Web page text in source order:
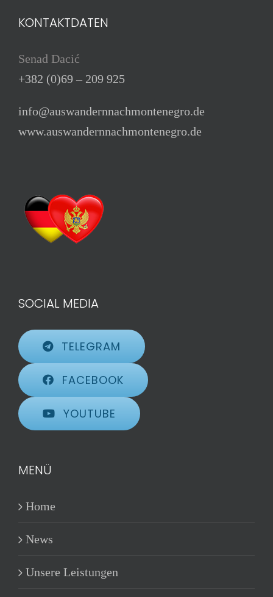
KONTAKTDATEN
Senad Dacić
+382 (0)69 – 209 925
info@auswandernnachmontenegro.de
www.auswandernnachmontenegro.de
SOCIAL MEDIA
TELEGRAM
FACEBOOK
YOUTUBE
MENÜ
Home
News
Unsere Leistungen